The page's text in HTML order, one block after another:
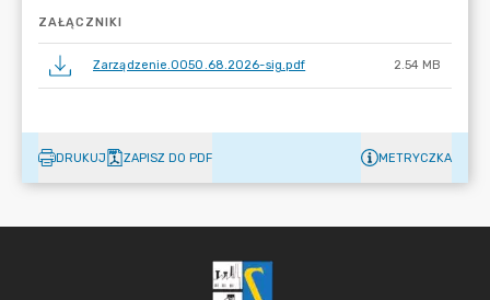
ZAŁĄCZNIKI
Zarządzenie.0050.68.2026-sig.pdf 2.54 MB
DRUKUJ ZAPISZ DO PDF METRYCZKA